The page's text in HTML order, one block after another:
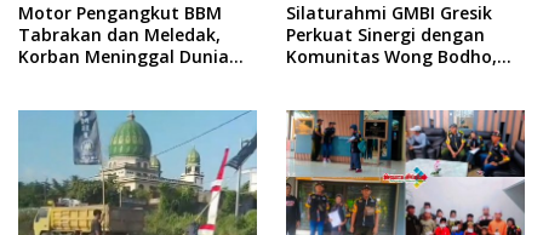
Motor Pengangkut BBM
Tabrakan dan Meledak,
Korban Meninggal Dunia
Silaturahmi GMBI Gresik
Perkuat Sinergi dengan
Komunitas Wong Bodho,
Menjelang Acara Sunatan
Massal dan Santunan Anak
Yatim